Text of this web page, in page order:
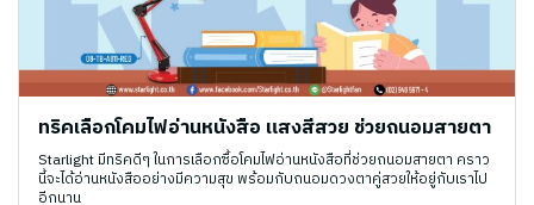
ทริคเลือกโคมไฟอ่านหนังสือ แสงสีสวย ช่วยถนอมสายตา ️
Starlight มีทริคดีๆ ในการเลือกซื้อโคมไฟอ่านหนังสือที่ช่วยถนอมสายตา คราว
นี้จะได้อ่านหนังสืออย่างมีความสุข พร้อมกับถนอมดวงตาคู่สวยให้อยู่กับเราไป
อีกนาน